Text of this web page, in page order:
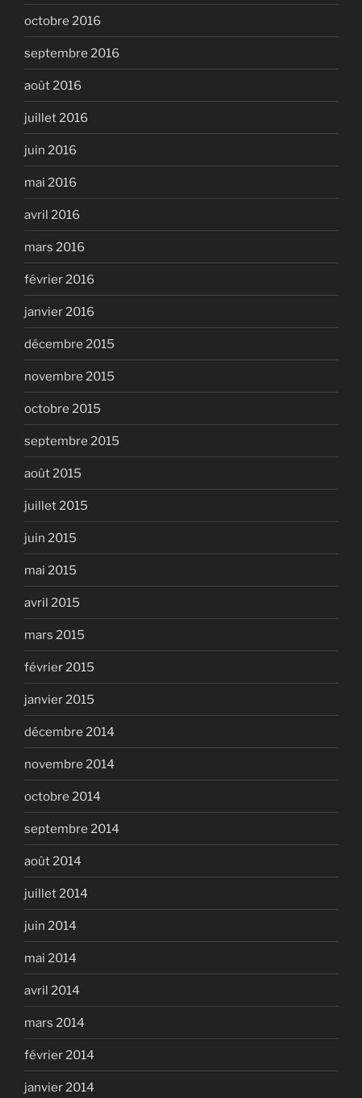
octobre 2016
septembre 2016
août 2016
juillet 2016
juin 2016
mai 2016
avril 2016
mars 2016
février 2016
janvier 2016
décembre 2015
novembre 2015
octobre 2015
septembre 2015
août 2015
juillet 2015
juin 2015
mai 2015
avril 2015
mars 2015
février 2015
janvier 2015
décembre 2014
novembre 2014
octobre 2014
septembre 2014
août 2014
juillet 2014
juin 2014
mai 2014
avril 2014
mars 2014
février 2014
janvier 2014